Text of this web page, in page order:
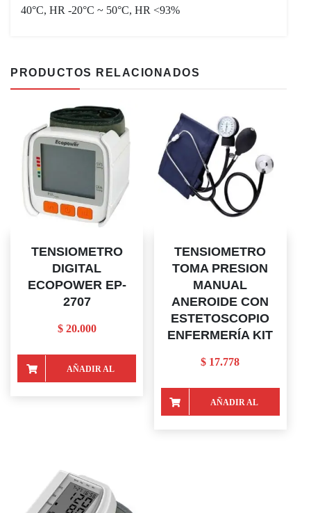
40°C, HR -20°C ~ 50°C, HR <93%
PRODUCTOS RELACIONADOS
TENSIOMETRO
DIGITAL
ECOPOWER EP-
2707
$20.000
AÑADIR AL
TENSIOMETRO
TOMA PRESION
MANUAL
ANEROIDE CON
ESTETOSCOPIO
ENFERMERÍA KIT
$ 17.778
AÑADIR AL